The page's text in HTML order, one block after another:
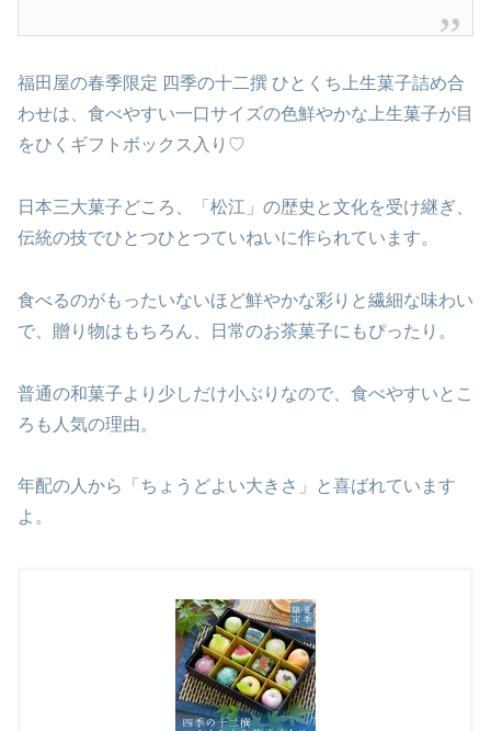
福田屋の春季限定 四季の十二撰 ひとくち上生菓子詰め合
わせは、食べやすい一口サイズの色鮮やかな上生菓子が目
をひくギフトボックス入り♡
日本三大菓子どころ、「松江」の歴史と文化を受け継ぎ、
伝統の技でひとつひとつていねいに作られています。
食べるのがもったいないほど鮮やかな彩りと繊細な味わい
で、贈り物はもちろん、日常のお茶菓子にもぴったり。
普通の和菓子より少しだけ小ぶりなので、食べやすいとこ
ろも人気の理由。
年配の人から「ちょうどよい大きさ」と喜ばれています
よ。